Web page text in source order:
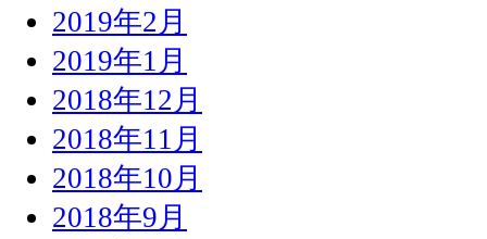
2019年2月
2019年1月
2018年12月
2018年11月
2018年10月
2018年9月